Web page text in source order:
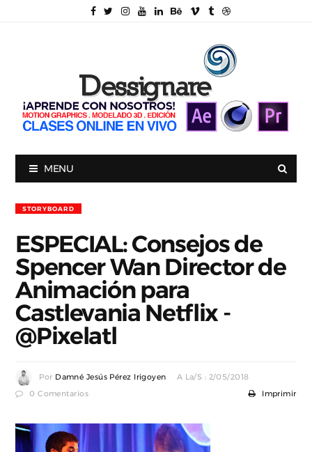
MENU
STORYBOARD
ESPECIAL: Consejos de
Spencer Wan Director de
Animación para
Castlevania Netflix -
@Pixelatl
Por Damné Jesús Pérez Irigoyen A La/s : 2/05/2018
0 Comentarios Imprimir